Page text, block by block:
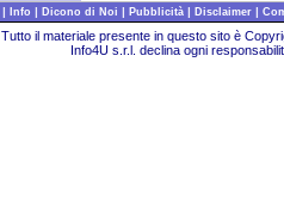
| Info | Dicono di Noi | Pubblicità | Disclaimer |
Tutto il materiale presente in questo sito è
Info4U s.r.l. declina ogni